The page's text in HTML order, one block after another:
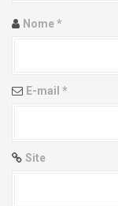
i
n
Nome*
E-mail *
Site